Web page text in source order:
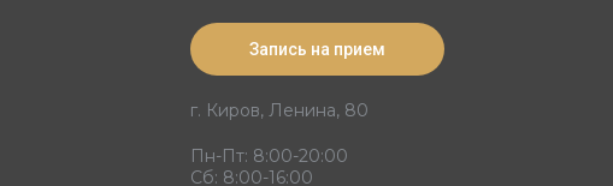
Запись на прием
г. Киров, Ленина, 80
Пн-Пт: 8:00-20:00
Сб: 8:00-16:00